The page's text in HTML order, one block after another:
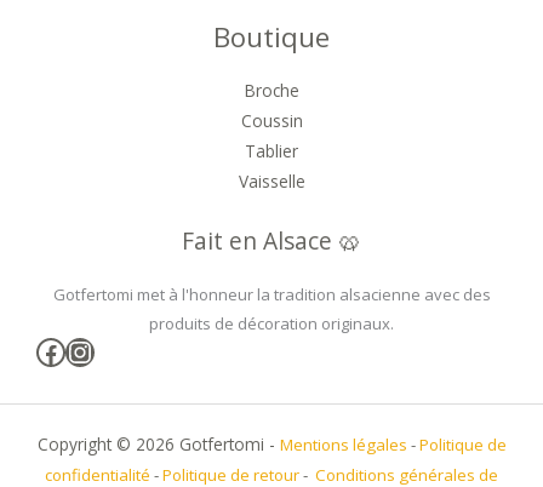
Boutique
Broche
Coussin
Tablier
Vaisselle
Fait en Alsace 🥨
Gotfertomi met à l'honneur la tradition alsacienne avec des
produits de décoration originaux.
Facebook
Instagram
Copyright © 2026 Gotfertomi - Mentions légales -Politique de
confidentialité -Politique de retour- Conditions générales de